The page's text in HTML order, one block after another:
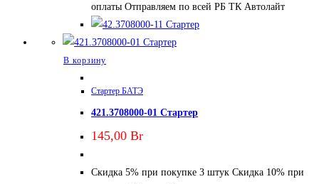
оплаты Отправляем по всей РБ ТК Автолайт
В корзину
Стартер БАТЭ
421.3708000-01 Стартер
145,00 Br
Скидка 5% при покупке 3 штук Скидка 10% при